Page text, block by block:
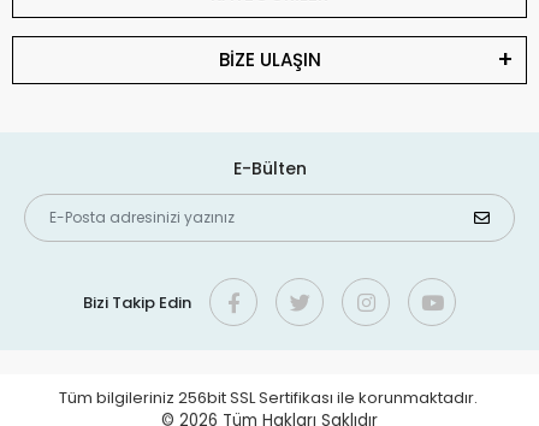
BİZE ULAŞIN
E-Bülten
Bizi Takip Edin
Tüm bilgileriniz 256bit SSL Sertifikası ile korunmaktadır.
© 2026 Tüm Hakları Saklıdır